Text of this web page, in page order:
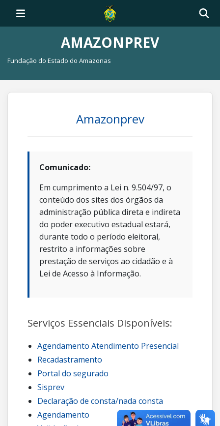
AMAZONPREV
Fundação do Estado do Amazonas
Amazonprev
Comunicado:
Em cumprimento a Lei n. 9.504/97, o
conteúdo dos sites dos órgãos da
administração pública direta e indireta
do poder executivo estadual estará,
durante todo o período eleitoral,
restrito a informações sobre
prestação de serviços ao cidadão e à
Lei de Acesso à Informação.
Serviços Essenciais Disponíveis:
Agendamento Atendimento Presencial
Recadastramento
Portal do segurado
Sisprev
Declaração de consta/nada consta
Agendamento